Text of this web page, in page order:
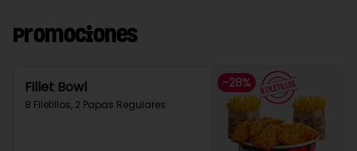
Promociones
-28%
Fillet Bowl
8 Filetillos, 2 Papas Regulares